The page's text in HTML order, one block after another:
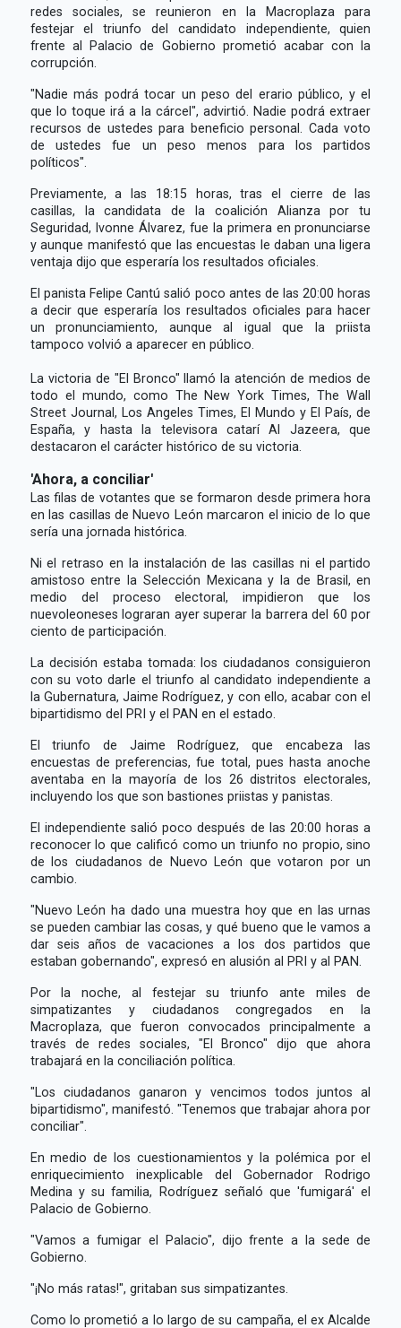
redes sociales, se reunieron en la Macroplaza para
festejar el triunfo del candidato independiente, quien
frente al Palacio de Gobierno prometió acabar con la
corrupción.
"Nadie más podrá tocar un peso del erario público, y el
que lo toque irá a la cárcel", advirtió. Nadie podrá extraer
recursos de ustedes para beneficio personal. Cada voto
de ustedes fue un peso menos para los partidos
políticos".
Previamente, a las 18:15 horas, tras el cierre de las
casillas, la candidata de la coalición Alianza por tu
Seguridad, Ivonne Álvarez, fue la primera en pronunciarse
y aunque manifestó que las encuestas le daban una ligera
ventaja dijo que esperaría los resultados oficiales.
El panista Felipe Cantú salió poco antes de las 20:00 horas
a decir que esperaría los resultados oficiales para hacer
un pronunciamiento, aunque al igual que la priista
tampoco volvió a aparecer en público.
La victoria de "El Bronco" llamó la atención de medios de
todo el mundo, como The New York Times, The Wall
Street Journal, Los Angeles Times, El Mundo y El País, de
España, y hasta la televisora catarí Al Jazeera, que
destacaron el carácter histórico de su victoria.
'Ahora, a conciliar'
Las filas de votantes que se formaron desde primera hora
en las casillas de Nuevo León marcaron el inicio de lo que
sería una jornada histórica.
Ni el retraso en la instalación de las casillas ni el partido
amistoso entre la Selección Mexicana y la de Brasil, en
medio del proceso electoral, impidieron que los
nuevoleoneses lograran ayer superar la barrera del 60 por
ciento de participación.
La decisión estaba tomada: los ciudadanos consiguieron
con su voto darle el triunfo al candidato independiente a
la Gubernatura, Jaime Rodríguez, y con ello, acabar con el
bipartidismo del PRI y el PAN en el estado.
El triunfo de Jaime Rodríguez, que encabeza las
encuestas de preferencias, fue total, pues hasta anoche
aventaba en la mayoría de los 26 distritos electorales,
incluyendo los que son bastiones priistas y panistas.
El independiente salió poco después de las 20:00 horas a
reconocer lo que calificó como un triunfo no propio, sino
de los ciudadanos de Nuevo León que votaron por un
cambio.
"Nuevo León ha dado una muestra hoy que en las urnas
se pueden cambiar las cosas, y qué bueno que le vamos a
dar seis años de vacaciones a los dos partidos que
estaban gobernando", expresó en alusión al PRI y al PAN.
Por la noche, al festejar su triunfo ante miles de
simpatizantes y ciudadanos congregados en la
Macroplaza, que fueron convocados principalmente a
través de redes sociales, "El Bronco" dijo que ahora
trabajará en la conciliación política.
"Los ciudadanos ganaron y vencimos todos juntos al
bipartidismo", manifestó. "Tenemos que trabajar ahora por
conciliar".
En medio de los cuestionamientos y la polémica por el
enriquecimiento inexplicable del Gobernador Rodrigo
Medina y su familia, Rodríguez señaló que 'fumigará' el
Palacio de Gobierno.
"Vamos a fumigar el Palacio", dijo frente a la sede de
Gobierno.
"¡No más ratas!", gritaban sus simpatizantes.
Como lo prometió a lo largo de su campaña, el ex Alcalde